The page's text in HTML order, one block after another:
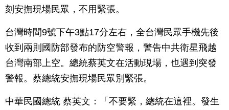
刻安撫現場民眾，不用緊張。
台灣時間9號下午3點17分左右，全台灣民眾手機先後
收到兩則國防部發布的防空警報，警告中共衛星飛越
台灣南部上空。總統蔡英文在活動現場，也遇到突發
警報。蔡總統安撫現場民眾別緊張。
中華民國總統 蔡英文：「不要緊，總統在這裡。發生